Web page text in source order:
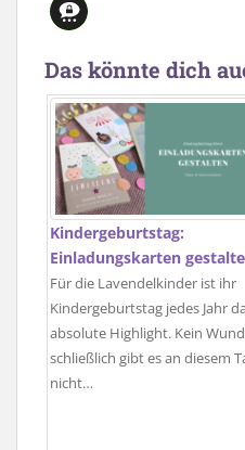
Das könnte dich
Kindergeburtstag:
Einladungskarten
Für die Lavendelkinder ist ihr
Kindergeburtstag jedes Jahr
absolute Highlight. Kein
schließlich gibt es an diesem
nicht…